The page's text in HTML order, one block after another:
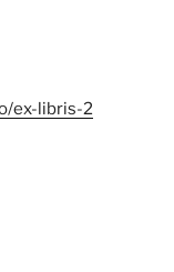
ex-libris-2